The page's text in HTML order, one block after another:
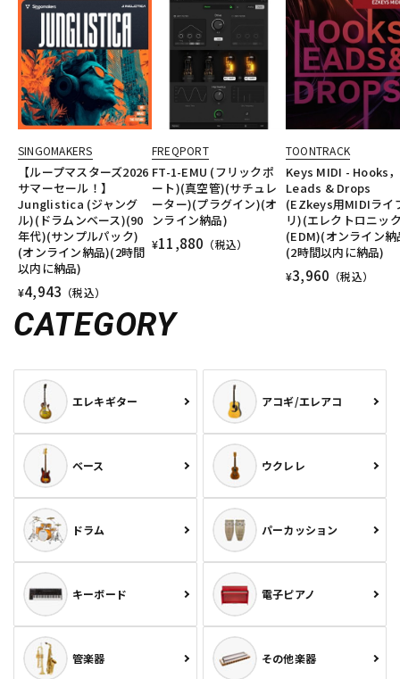
SINGOMAKERS
【ループマスターズ2026
サマーセール！】
Junglistica (ジャング
ル)(ドラムンベース)(90
年代)(サンプルパック)
(オンライン納品)(2時間
以内に納品)
¥4,943 （税込）
FREQPORT
FT-1-EMU (フリックポ
ート)(真空管)(サチュレ
ーター)(プラグイン)(オ
ンライン納品)
¥11,880 （税込）
TOONTRACK
Keys MIDI - Hooks，
Leads & Drops
(EZkeys用MIDIライ
リ)(エレクトロニッ
(EDM)(オンライン納
(2時間以内に納品)
¥3,960 （税込）
CATEGORY
エレキギター アコギ/エレアコ
ベース ウクレレ
ドラム パーカッション
キーボード 電子ピアノ
管楽器 その他楽器